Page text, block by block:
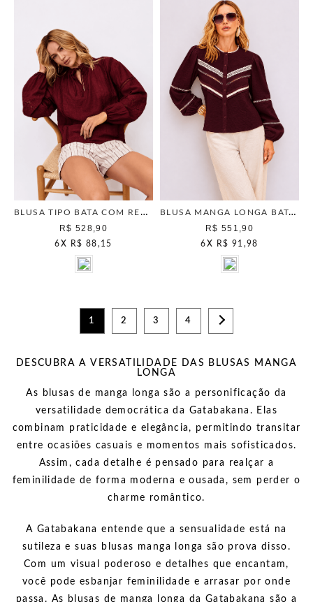
BLUSA TIPO BATA COM RENDA BERRY
R$ 528,90
6 X R$ 88,15
BLUSA MANGA LONGA BATA BERRY
R$ 551,90
6 X R$ 91,98
1 2 3 4
DESCUBRA A VERSATILIDADE DAS BLUSAS MANGA
LONGA
As blusas de manga longa são a personificação da
versatilidade democrática da Gatabakana. Elas
combinam praticidade e elegância, permitindo transitar
entre ocasiões casuais e momentos mais sofisticados.
Assim, cada detalhe é pensado para realçar a
feminilidade de forma moderna e ousada, sem perder o
charme romântico.
A Gatabakana entende que a sensualidade está na
sutileza e suas blusas manga longa são prova disso.
Com um visual poderoso e detalhes que encantam,
você pode esbanjar feminilidade e arrasar por onde
passa. As blusas de manga longa da Gatabakana são a